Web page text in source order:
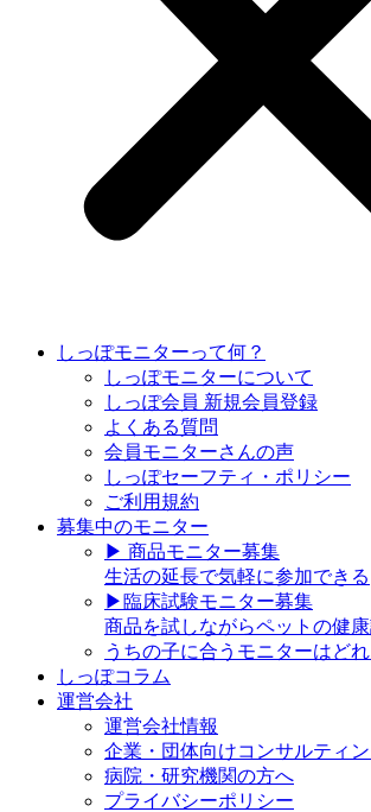
しっぽモニターって何？
しっぽモニターについて
しっぽ会員 新規会員登録
よくある質問
会員モニターさんの声
しっぽセーフティ・ポリシー
ご利用規約
募集中のモニター
▶︎ 商品モニター募集
生活の延長で気軽に参加できる
▶︎臨床試験モニター募集
商品を試しながらペットの健
うちの子に合うモニターはどれ
しっぽコラム
運営会社
運営会社情報
企業・団体向けコンサルティ
病院・研究機関の方へ
プライバシーポリシー